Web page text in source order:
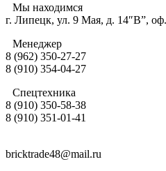
Мы находимся
г. Липецк, ул. 9 Мая, д. 14″В”,
Менеджер
8 (962) 350-27-27
8 (910) 354-04-27
Спецтехника
8 (910) 350-58-38
8 (910) 351-01-41
bricktrade48@mail.ru